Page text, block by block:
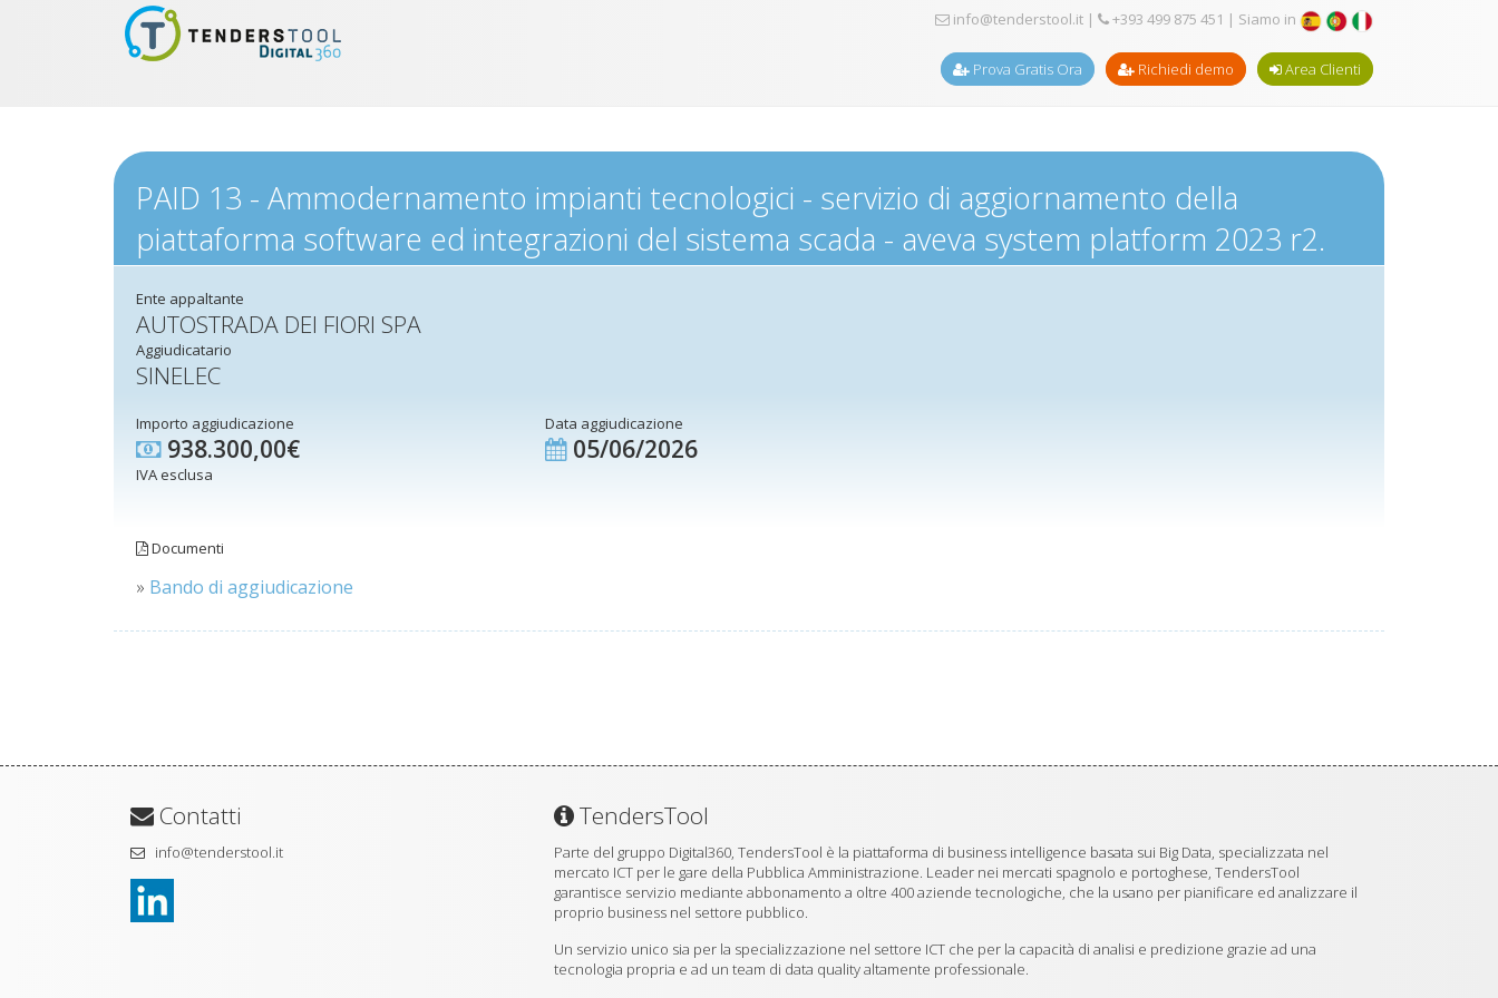
info@tenderstool.it | +393 499 875 451 | Siamo in
Prova Gratis Ora Richiedi demo Area Clienti
PAID 13 - Ammodernamento impianti tecnologici - servizio di aggiornamento della
piattaforma software ed integrazioni del sistema scada - aveva system platform 2023 r2.
Ente appaltante
AUTOSTRADA DEI FIORI SPA
Aggiudicatario
SINELEC
Importo aggiudicazione
938.300,00€
IVA esclusa
Data aggiudicazione
05/06/2026
Documenti
» Bando di aggiudicazione
Contatti
info@tenderstool.it
TendersTool
Parte del gruppo Digital360, TendersTool è la piattaforma di business intelligence basata sui Big Data, specializzata nel
mercato ICT per le gare della Pubblica Amministrazione. Leader nei mercati spagnolo e portoghese, TendersTool
garantisce servizio mediante abbonamento a oltre 400 aziende tecnologiche, che la usano per pianificare ed analizzare il
proprio business nel settore pubblico.
Un servizio unico sia per la specializzazione nel settore ICT che per la capacità di analisi e predizione grazie ad una
tecnologia propria e ad un team di data quality altamente professionale.